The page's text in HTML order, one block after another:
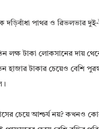
দড়িবাঁধা পাথর ও রিভলভার
লক্ষ টাকা লোকসানের দায়
হাজার টাকার চেয়েও বেশি
চেয়ে আশ্চর্য নয়? কখনও